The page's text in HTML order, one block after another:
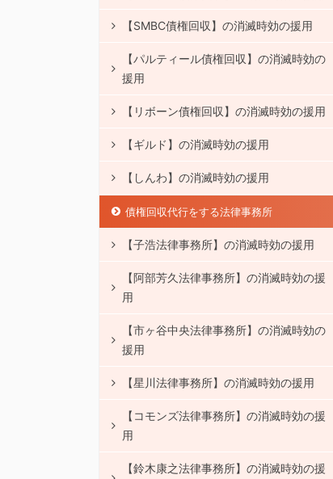
【SMBC債権回収】の消滅時効の援用
【パルティール債権回収】の消滅時効の
援用
【リボーン債権回収】の消滅時効の援用
【ギルド】の消滅時効の援用
【しんわ】の消滅時効の援用
債権回収代行をする法律事務所
【子浩法律事務所】の消滅時効の援用
【阿部芳久法律事務所】の消滅時効の援
用
【市ヶ谷中央法律事務所】の消滅時効の
援用
【星川法律事務所】の消滅時効の援用
【コモンズ法律事務所】の消滅時効の援
用
【鈴木康之法律事務所】の消滅時効の援